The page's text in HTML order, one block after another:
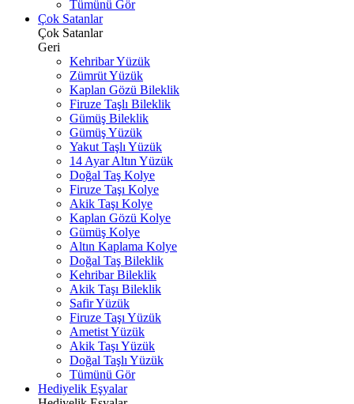
Tümünü Gör
Çok Satanlar
Çok Satanlar
Geri
Kehribar Yüzük
Zümrüt Yüzük
Kaplan Gözü Bileklik
Firuze Taşlı Bileklik
Gümüş Bileklik
Gümüş Yüzük
Yakut Taşlı Yüzük
14 Ayar Altın Yüzük
Doğal Taş Kolye
Firuze Taşı Kolye
Akik Taşı Kolye
Kaplan Gözü Kolye
Gümüş Kolye
Altın Kaplama Kolye
Doğal Taş Bileklik
Kehribar Bileklik
Akik Taşı Bileklik
Safir Yüzük
Firuze Taşı Yüzük
Ametist Yüzük
Akik Taşı Yüzük
Doğal Taşlı Yüzük
Tümünü Gör
Hediyelik Eşyalar